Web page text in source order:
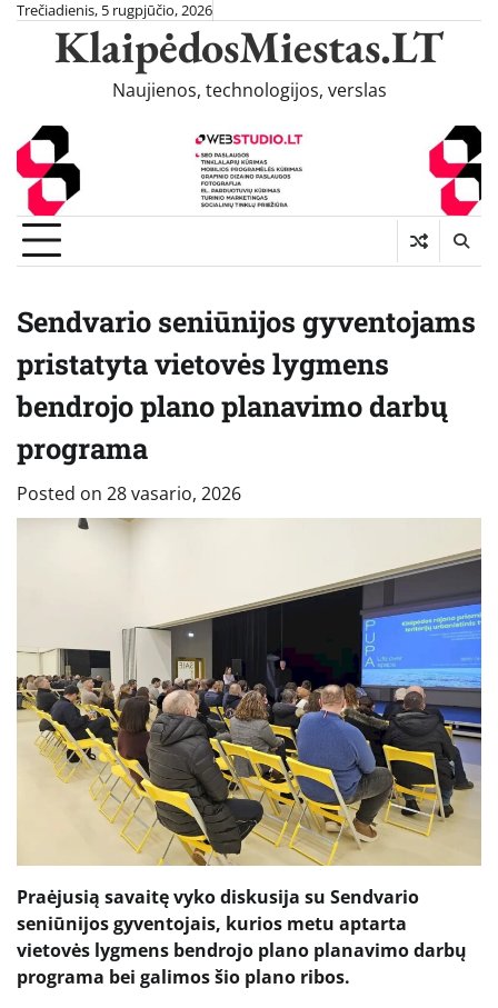
Skip
content
Trečiadienis, 5 rugpjūčio, 2026
KlaipėdosMiestas.LT
Naujienos, technologijos, verslas
Sendvario seniūnijos gyventojams
pristatyta vietovės lygmens
bendrojo plano planavimo darbų
programa
Posted on 28 vasario, 2026
Praėjusią savaitę vyko diskusija su Sendvario
seniūnijos gyventojais, kurios metu aptarta
vietovės lygmens bendrojo plano planavimo darbų
programa bei galimos šio plano ribos.